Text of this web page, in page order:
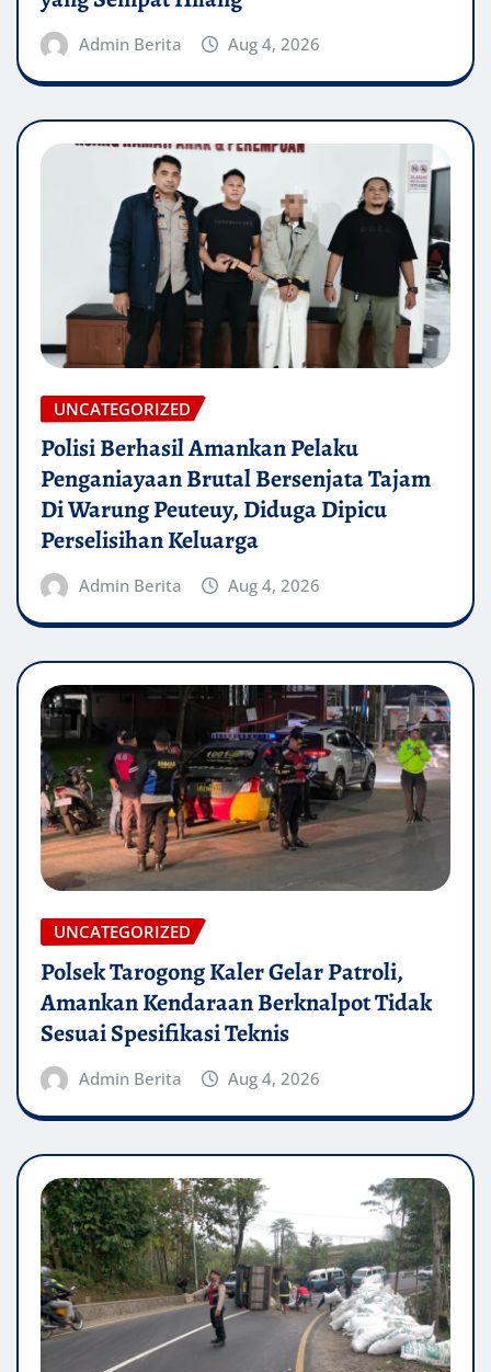
Admin Berita Aug 4, 2026
UNCATEGORIZED
Polisi Berhasil Amankan Pelaku
Penganiayaan Brutal Bersenjata Tajam
Di Warung Peuteuy, Diduga Dipicu
Perselisihan Keluarga
Admin Berita Aug 4, 2026
UNCATEGORIZED
Polsek Tarogong Kaler Gelar Patroli,
Amankan Kendaraan Berknalpot Tidak
Sesuai Spesifikasi Teknis
Admin Berita Aug 4, 2026